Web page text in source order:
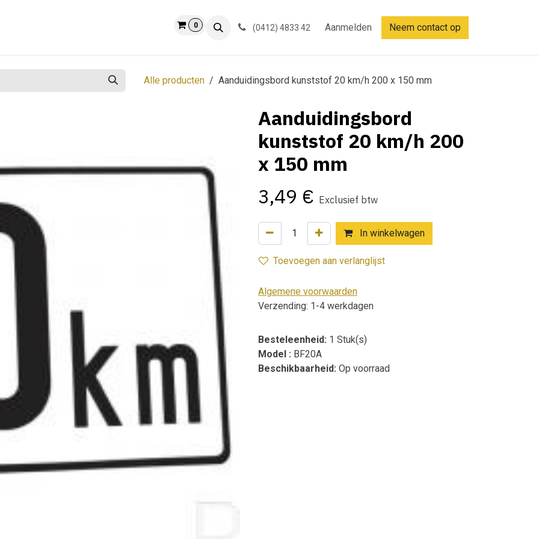
0 (0412) 4833 42 Aanmelden Neem contact op
Alle producten Aanduidingsbord kunststof 20 km/h 200 x 150 mm
Aanduidingsbord
kunststof 20 km/h 200
x 150 mm
3,49 € Exclusief btw
In winkelwagen
Toevoegen aan verlanglijst
Algemene voorwaarden
Verzending: 1-4 werkdagen
Besteleenheid: 1 Stuk(s)
Model : BF20A
Beschikbaarheid: Op voorraad